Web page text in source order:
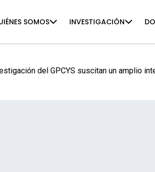
SOMOS INVESTIGACIÓN
del GPCYS suscitan un amplio